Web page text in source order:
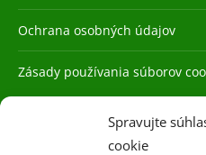
Spravujte
cookie
Ochrana osobných údajov
Zásady používania súborov